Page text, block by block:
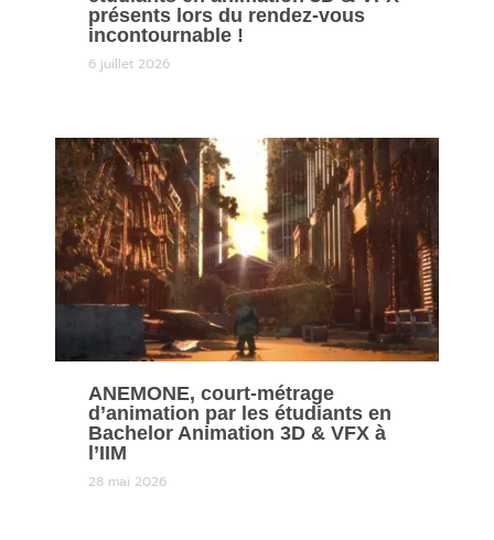
présents lors du rendez-vous
incontournable !
6 juillet 2026
ANEMONE, court-métrage
d’animation par les étudiants en
Bachelor Animation 3D & VFX à
l’IIM
28 mai 2026